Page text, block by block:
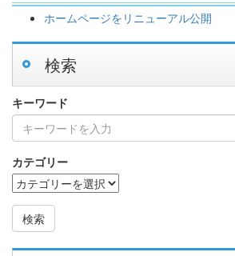
ホームページをリニューアル公開
検索
キーワード
カテゴリー
検索